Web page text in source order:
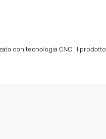
con tecnologia CNC. Il prodotto